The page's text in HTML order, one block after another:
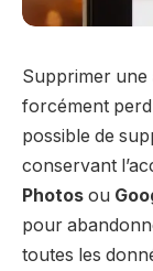
Supprimer une
forcément
possible de
conservant
Photos ou
pour
toutes les